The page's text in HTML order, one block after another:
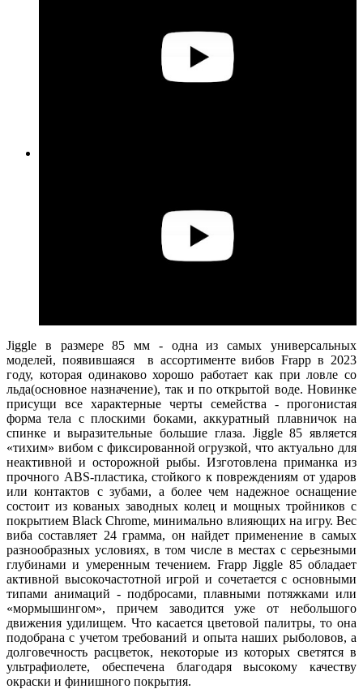
Jiggle в размере 85 мм - одна из самых универсальных
моделей, появившаяся в ассортименте вибов Frapp в 2023
году, которая одинаково хорошо работает как при ловле со
льда(основное назначение), так и по открытой воде. Новинке
присущи все характерные черты семейства - прогонистая
форма тела с плоскими боками, аккуратный плавничок на
спинке и выразительные большие глаза. Jiggle 85 является
«тихим» вибом с фиксированной огрузкой, что актуально для
неактивной и осторожной рыбы. Изготовлена приманка из
прочного ABS-пластика, стойкого к повреждениям от ударов
или контактов с зубами, а более чем надежное оснащение
состоит из кованых заводных колец и мощных тройников с
покрытием Black Chrome, минимально влияющих на игру. Вес
виба составляет 24 грамма, он найдет применение в самых
разнообразных условиях, в том числе в местах с серьезными
глубинами и умеренным течением. Frapp Jiggle 85 обладает
активной высокочастотной игрой и сочетается с основными
типами анимаций - подбросами, плавными потяжками или
«мормышингом», причем заводится уже от небольшого
движения удилищем. Что касается цветовой палитры, то она
подобрана с учетом требований и опыта наших рыболовов, а
долговечность расцветок, некоторые из которых светятся в
ультрафиолете, обеспечена благодаря высокому качеству
окраски и финишного покрытия.